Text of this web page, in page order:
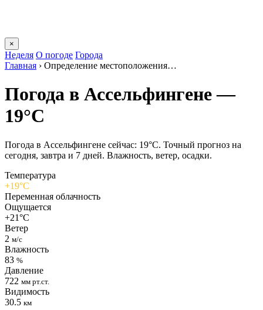
×
Неделя О погоде Города
Главная › Определение местоположения…
Погода в Ассельфингене —
19°C
Погода в Ассельфингене сейчас: 19°C. Точный прогноз на
сегодня, завтра и 7 дней. Влажность, ветер, осадки.
Температура
+19°C
Переменная облачность
Ощущается
+21°C
Ветер
2 м/с
Влажность
83 %
Давление
722 мм рт.ст.
Видимость
30.5 км